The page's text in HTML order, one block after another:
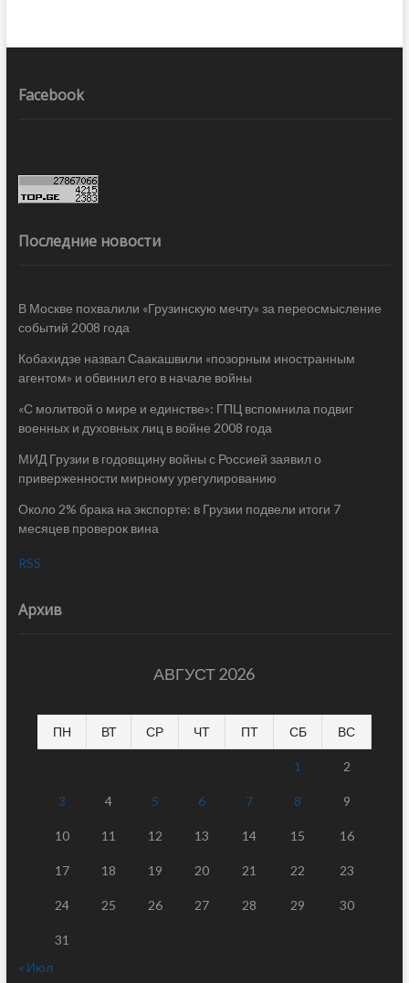
Facebook
Последние новости
В Москве похвалили «Грузинскую мечту» за переосмысление
событий 2008 года
Кобахидзе назвал Саакашвили «позорным иностранным
агентом» и обвинил его в начале войны
«С молитвой о мире и единстве»: ГПЦ вспомнила подвиг
военных и духовных лиц в войне 2008 года
МИД Грузии в годовщину войны с Россией заявил о
приверженности мирному урегулированию
Около 2% брака на экспорте: в Грузии подвели итоги 7
месяцев проверок вина
RSS
Архив
АВГУСТ 2026
ПН ВТ СР ЧТ ПТ СБ ВС
1 2
3 4 5 6 7 8 9
10 11 12 13 14 15 16
17 18 19 20 21 22 23
24 25 26 27 28 29 30
31
« Июл